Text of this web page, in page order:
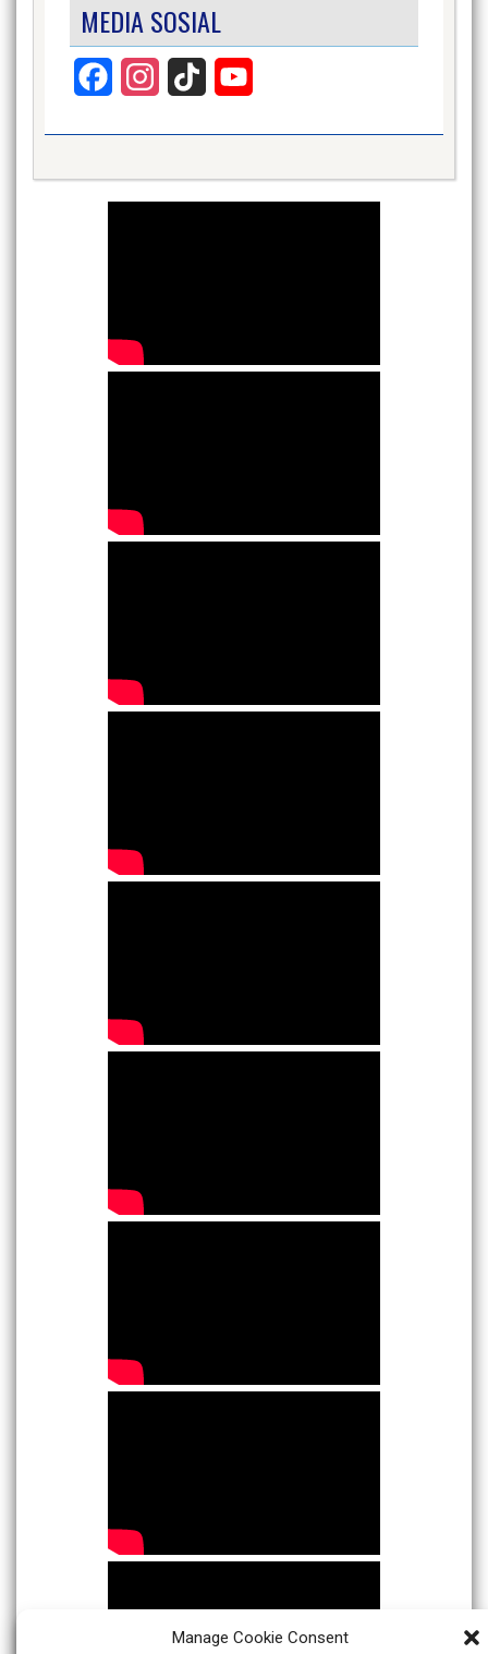
Manage Cookie Consent
MEDIA SOSIAL
Facebook InstagramTikTok